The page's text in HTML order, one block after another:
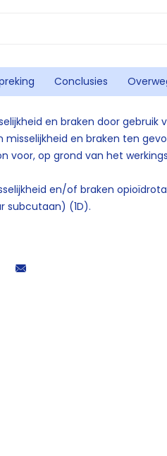
Conclusies
en braken door gebruik
en braken ten
voor, op grond van het
en/of braken
subcutaan) (1D).